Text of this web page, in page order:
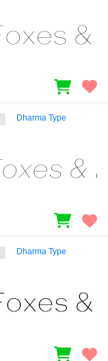
行書体
Dharma Type
Dharma Type